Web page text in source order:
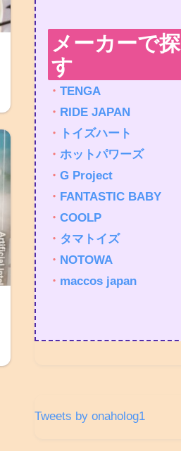
メーカーで探
す
・ TENGA
・ RIDE JAPAN
・
トイズハート
・ ホットパワーズ
・ G Project
・ FANTASTIC BABY
・ COOLP
・ タマトイズ
・ NOTOWA
・ maccos japan
Tweets by onaholog1